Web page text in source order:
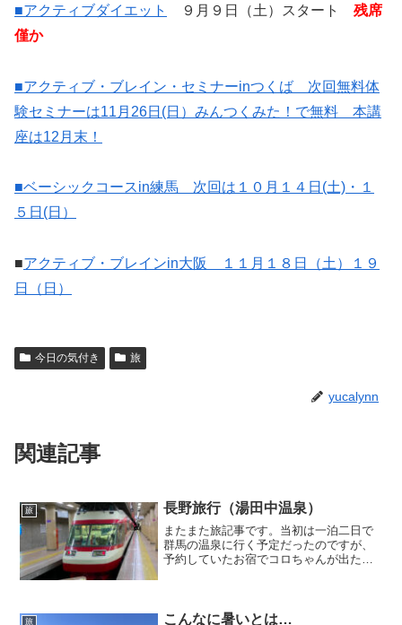
■アクティブダイエット ９月９日（土）スタート 残席
僅か
■アクティブ・ブレイン・セミナーinつくば 次回無料体
験セミナーは11月26日(日）みんつくみた！で無料 本講
座は12月末！
■ベーシックコースin練馬 次回は１０月１４日(土)・１
５日(日）
■アクティブ・ブレインin大阪 １１月１８日（土）１９
日（日）
今日の気付き 旅
yucalynn
関連記事
旅 長野旅行（湯田中温泉）
またまた旅記事です。当初は一泊二日で
群馬の温泉に行く予定だったのですが、
予約していたお宿でコロちゃんが出たよ
で長野まで行ったら、長野...
旅 こんなに暑いとは…